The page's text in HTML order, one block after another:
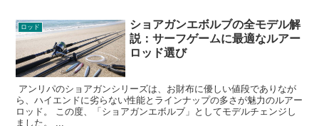
ロッド
ショアガンエボルブの全モデル解
説：サーフゲームに最適なルアー
ロッド選び
アンリパのショアガンシリーズは、お財布に優しい値段でありなが
ら、ハイエンドに劣らない性能とラインナップの多さが魅力のルアー
ロッド。 この度、「ショアガンエボルブ」としてモデルチェンジし
ました。 ...